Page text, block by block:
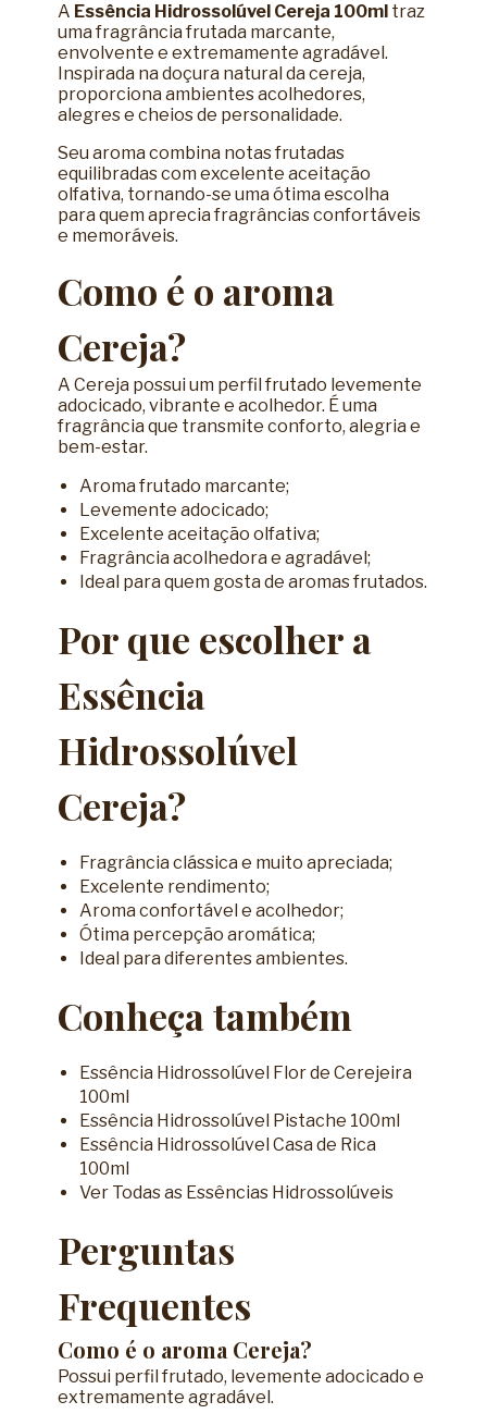
A Essência Hidrossolúvel Cereja 100ml traz
uma fragrância frutada marcante,
envolvente e extremamente agradável.
Inspirada na doçura natural da cereja,
proporciona ambientes acolhedores,
alegres e cheios de personalidade.
Seu aroma combina notas frutadas
equilibradas com excelente aceitação
olfativa, tornando-se uma ótima escolha
para quem aprecia fragrâncias confortáveis
e memoráveis.
Como é o aroma
Cereja?
A Cereja possui um perfil frutado levemente
adocicado, vibrante e acolhedor. É uma
fragrância que transmite conforto, alegria e
bem-estar.
Aroma frutado marcante;
Levemente adocicado;
Excelente aceitação olfativa;
Fragrância acolhedora e agradável;
Ideal para quem gosta de aromas frutados.
Por que escolher a
Essência
Hidrossolúvel
Cereja?
Fragrância clássica e muito apreciada;
Excelente rendimento;
Aroma confortável e acolhedor;
Ótima percepção aromática;
Ideal para diferentes ambientes.
Conheça também
Essência Hidrossolúvel Flor de Cerejeira
100ml
Essência Hidrossolúvel Pistache 100ml
Essência Hidrossolúvel Casa de Rica
100ml
Ver Todas as Essências Hidrossolúveis
Perguntas
Frequentes
Como é o aroma Cereja?
Possui perfil frutado, levemente adocicado e
extremamente agradável.